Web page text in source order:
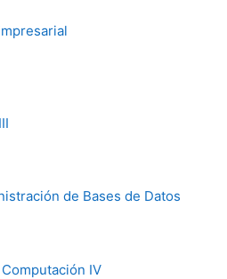
de Bases de Datos
IV